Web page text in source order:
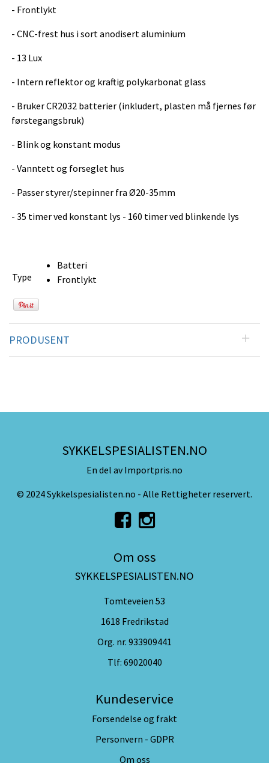
- Frontlykt
- CNC-frest hus i sort anodisert aluminium
- 13 Lux
- Intern reflektor og kraftig polykarbonat glass
- Bruker CR2032 batterier (inkludert, plasten må fjernes før
førstegangsbruk)
- Blink og konstant modus
- Vanntett og forseglet hus
- Passer styrer/stepinner fra Ø20-35mm
- 35 timer ved konstant lys - 160 timer ved blinkende lys
Type
Batteri
Frontlykt
PRODUSENT
SYKKELSPESIALISTEN.NO
En del av Importpris.no
© 2024 Sykkelspesialisten.no - Alle Rettigheter reservert.
Om oss
SYKKELSPESIALISTEN.NO
Tomteveien 53
1618 Fredrikstad
Org. nr. 933909441
Tlf: 69020040
Kundeservice
Forsendelse og frakt
Personvern - GDPR
Om oss